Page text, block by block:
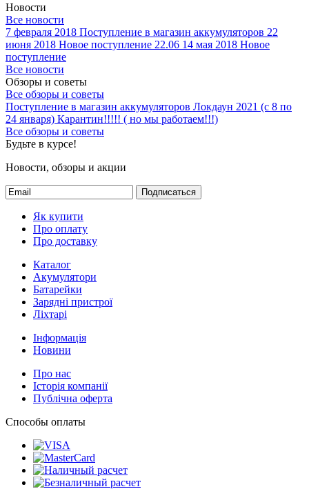
Новости
Все новости
7 февраля 2018 Поступление в магазин аккумуляторов 22
июня 2018 Новое поступление 22.06 14 мая 2018 Новое
поступление
Все новости
Обзоры и советы
Все обзоры и советы
Поступление в магазин аккумуляторов Локдаун 2021 (с 8 по
24 января) Карантин!!!!! ( но мы работаем!!!)
Все обзоры и советы
Будьте в курсе!
Новости, обзоры и акции
Подписаться
Як купити
Про оплату
Про доставку
Каталог
Акумулятори
Батарейки
Зарядні пристрої
Ліхтарі
Інформація
Новини
Про нас
Історія компанії
Публічна оферта
Способы оплаты